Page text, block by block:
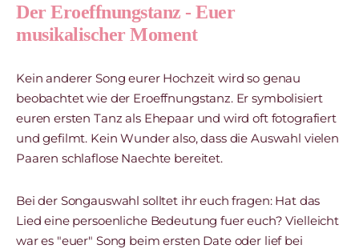
Der Eroeffnungstanz - Euer
musikalischer Moment
Kein anderer Song eurer Hochzeit wird so genau
beobachtet wie der Eroeffnungstanz. Er symbolisiert
euren ersten Tanz als Ehepaar und wird oft fotografiert
und gefilmt. Kein Wunder also, dass die Auswahl vielen
Paaren schlaflose Naechte bereitet.
Bei der Songauswahl solltet ihr euch fragen: Hat das
Lied eine persoenliche Bedeutung fuer euch? Vielleicht
war es "euer" Song beim ersten Date oder lief bei